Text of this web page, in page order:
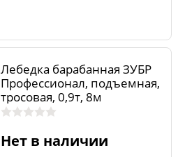
Лебедка барабанная ЗУБР
Профессионал, подъемная,
тросовая, 0,9т, 8м
Нет в наличии